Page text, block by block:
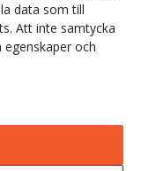
data som till
Att inte samtycka
egenskaper och
hantverk med
en träkåsa